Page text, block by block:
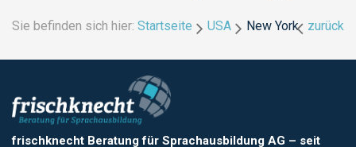
Sie befinden sich hier: Startseite USA New York zurück
frischknecht Beratung für Sprachausbildung AG – seit